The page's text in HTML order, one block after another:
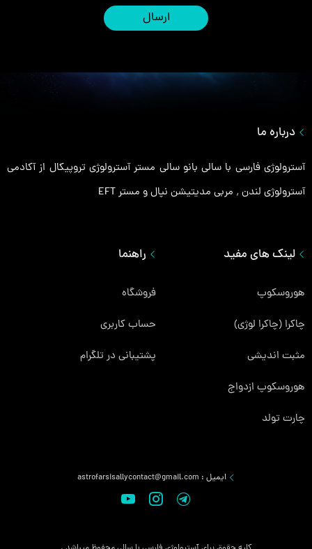
ارسال
لینک های مفید
هوروسکوپ
چاکرا (چاکرا لوژی)
مثبت اندیشی
هوروسکوپ ازدواج
چارت تولد
راهنما
فروشگاه
حساب کاربری
پشتیبانی در تلگرام
درباره ما
آسترولوژی فارسی با سالی بانو سالی مستر آسترولوژی تروپیکال از آکادمی
آسترولوژی لندن ٬ مربی مدیتیشن نپال و مستر EFT
ایمیل : astrofarsisallycontact@gmail.com